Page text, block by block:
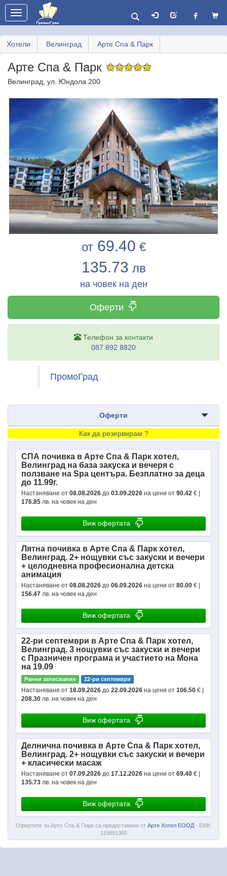
Toggle
navigation
Хотели Велинград Арте Спа & Парк
Арте Спа & Парк ✩✩✩✩✩
Велинград, ул. Юндола 200
от69.40 €
135.73 лв
на човек на ден
Оферти
Телефон за контакти
087 892 8820
ПромоГрад
Оферти
Как да резервирам ?
СПА почивка в Арте Спа & Парк хотел,
Велинград на база закуска и вечеря с
ползване на Spa центъра. Безплатно за деца
до 11.99г.
Настаняване от 08.08.2026 до 03.09.2026 на цени от 90.42 € |
176.85 лв. на човек на ден
Виж офертата
Лятна почивка в Арте Спа & Парк хотел,
Велинград. 2+ нощувки със закуски и вечери
+ целодневна професионална детска
анимация
Настаняване от 08.08.2026 до 06.09.2026 на цени от 80.00 € |
156.47 лв. на човек на ден
Виж офертата
22-ри септември в Арте Спа & Парк хотел,
Велинград. 3 нощувки със закуски и вечери
с Празничен програма и участието на Мона
на 19.09
Ранни записвания 22-ри септември
Настаняване от 18.09.2026 до 22.09.2026 на цени от 106.50 € |
208.30 лв. на човек на ден
Виж офертата
Делнична почивка в Арте Спа & Парк хотел,
Велинград. 2+ нощувки със закуски и вечери
+ класически масаж
Настаняване от 07.09.2026 до 17.12.2026 на цени от 69.40 € |
135.73 лв. на човек на ден
Виж офертата
Офертите за Арте Спа & Парк са предоставени от Арте Хотел ЕООД - ЕИК:
115891365